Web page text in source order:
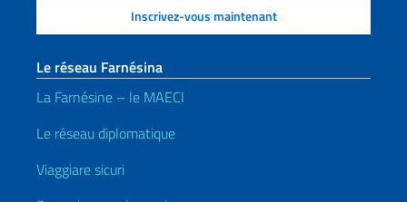
Le réseau Farnésina
La Farnésine – le MAECI
Le réseau diplomatique
Viaggiare sicuri